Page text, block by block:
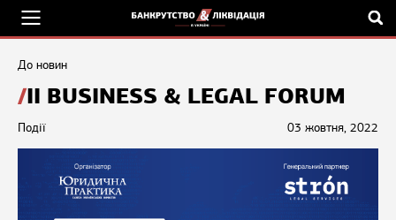
До новин
II BUSINESS & LEGAL FORUM
03 жовтня, 2022
Події